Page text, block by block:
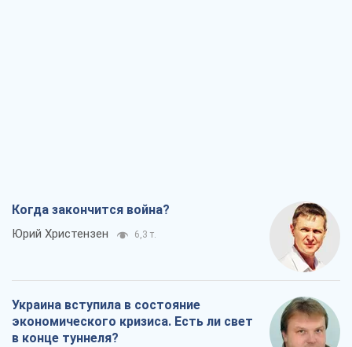
Когда закончится война?
Юрий Христензен 6,3 т.
Украина вступила в состояние
экономического кризиса. Есть ли свет
в конце туннеля?